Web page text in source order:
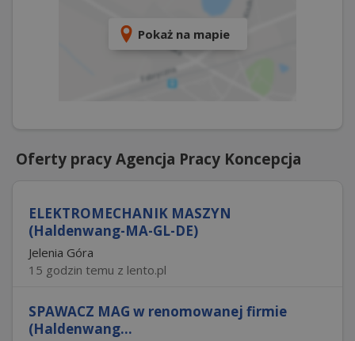
Pokaż na mapie
Oferty pracy Agencja Pracy Koncepcja
ELEKTROMECHANIK MASZYN
(Haldenwang-MA-GL-DE)
Jelenia Góra
15 godzin temu z lento.pl
SPAWACZ MAG w renomowanej firmie
(Haldenwang...